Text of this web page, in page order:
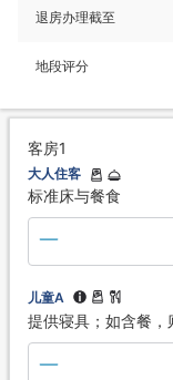
退房办理截至
地段评分
客房1
大人住客
标准床与餐食
儿童A
提供寝具；如含餐